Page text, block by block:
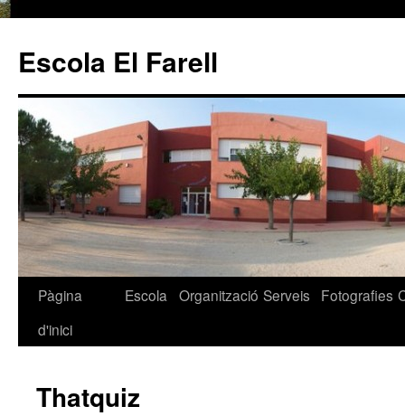
Escola El Farell
Vés
Pàgina
d'inici
Escola Organització Serveis Fotografies
Thatquiz